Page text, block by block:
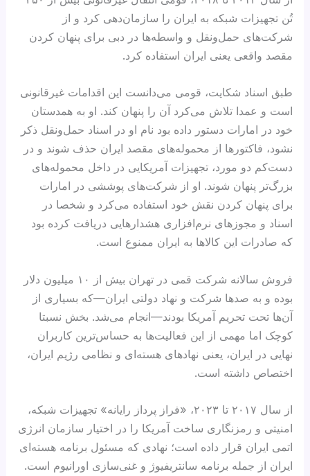
تُن تجهیزات شبکه به ایران را سازمان‌دهی کرد و از
شرکت‌های حمل‌ونقل و واسطه‌ها در دبی برای پنهان کردن
مقصد واقعی یعنی ایران استفاده کرد.
طبق اسناد شکایت، قومی می‌دانست این اقدامات غیرقانونی
است و عمدا تلاش می‌کرد آن را پنهان کند. او به همدستان
خود در امارات دستور داده بود نام او در اسناد حمل‌ونقل ذکر
نشود، فاکتورها از محموله‌های مقصد ایران حذف شوند و در
دست‌کم دو مورد، تجهیزات آمریکایی در داخل محموله‌های
بزرگ‌تر پنهان شوند. او از شرکت‌های پوششی در امارات
برای پنهان کردن نقش خود استفاده می‌کرد و شخصا در
اسناد و مجوزهای نرم‌افزاری هشدارهایی دریافت کرده بود
که صادرات این کالاها به ایران ممنوع است.
فروش سالانه شرکت قمی در تهران بیش از ۱۰ میلیون دلار
بوده و به صدها شرکت و نهاد دولتی ایران—که بسیاری از
آن‌ها تحت تحریم آمریکا بودند—انجام می‌شد. بخش نسبتا
کوچک اما مهمی از این فعالیت‌ها به حساس‌ترین کاربران
نهایی در ایران، یعنی نهادهای هسته‌ای و نظامی رژیم ایران،
اختصاص داشته است.
از سال ۲۰۱۷ تا ۲۰۲۳، «فراز پرداز رایانه» تجهیزات شبکه،
امنیتی و رمزنگاری ساخت آمریکا را در اختیار سازمان انرژی
اتمی ایران قرار داده است؛ نهادی که مسئول برنامه هسته‌ای
ایران از جمله برنامه سانتریفیوژ و غنی‌سازی اورانیوم است.